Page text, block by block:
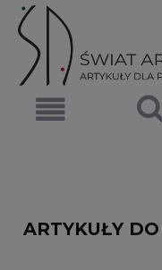
ARTYKUŁY